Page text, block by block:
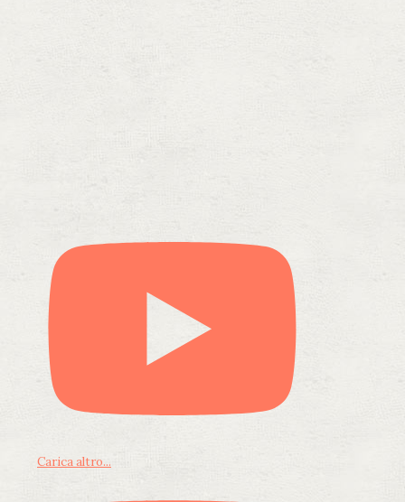
Carica altro...